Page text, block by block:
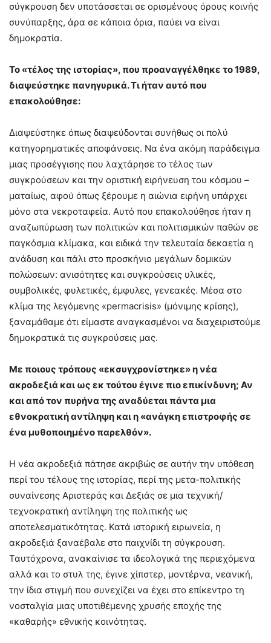
σύγκρουση δεν υποτάσσεται σε ορισμένους όρους κοινής
συνύπαρξης, άρα σε κάποια όρια, παύει να είναι
δημοκρατία.
Το «τέλος της ιστορίας», που προαναγγέλθηκε το 1989,
διαψεύστηκε πανηγυρικά. Τι ήταν αυτό που
επακολούθησε:
Διαψεύστηκε όπως διαψεύδονται συνήθως οι πολύ
κατηγορηματικές αποφάνσεις. Να ένα ακόμη παράδειγμα
μιας προσέγγισης που λαχτάρησε το τέλος των
συγκρούσεων και την οριστική ειρήνευση του κόσμου –
ματαίως, αφού όπως ξέρουμε η αιώνια ειρήνη υπάρχει
μόνο στα νεκροταφεία. Αυτό που επακολούθησε ήταν η
αναζωπύρωση των πολιτικών και πολιτισμικών παθών σε
παγκόσμια κλίμακα, και ειδικά την τελευταία δεκαετία η
ανάδυση και πάλι στο προσκήνιο μεγάλων δομικών
πολώσεων: ανισότητες και συγκρούσεις υλικές,
συμβολικές, φυλετικές, έμφυλες, γενεακές. Μέσα στο
κλίμα της λεγόμενης «permacrisis» (μόνιμης κρίσης),
ξαναμάθαμε ότι είμαστε αναγκασμένοι να διαχειριστούμε
δημοκρατικά τις συγκρούσεις μας.
Με ποιους τρόπους «εκσυγχρονίστηκε» η νέα
ακροδεξιά και ως εκ τούτου έγινε πιο επικίνδυνη; Αν
και από τον πυρήνα της αναδύεται πάντα μια
εθνοκρατική αντίληψη και η «ανάγκη επιστροφής σε
ένα μυθοποιημένο παρελθόν».
Η νέα ακροδεξιά πάτησε ακριβώς σε αυτήν την υπόθεση
περί του τέλους της ιστορίας, περί της μετα-πολιτικής
συναίνεσης Αριστεράς και Δεξιάς σε μια τεχνική/
τεχνοκρατική αντίληψη της πολιτικής ως
αποτελεσματικότητας. Κατά ιστορική ειρωνεία, η
ακροδεξιά ξαναέβαλε στο παιχνίδι τη σύγκρουση.
Ταυτόχρονα, ανακαίνισε τα ιδεολογικά της περιεχόμενα
αλλά και το στυλ της, έγινε χίπστερ, μοντέρνα, νεανική,
την ίδια στιγμή που συνεχίζει να έχει στο επίκεντρο τη
νοσταλγία μιας υποτιθέμενης χρυσής εποχής της
«καθαρής» εθνικής κοινότητας.